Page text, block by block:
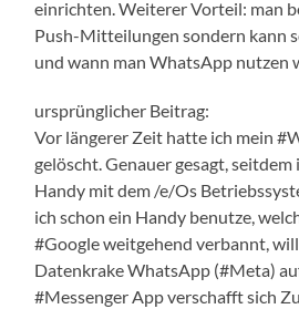
einrichten. Weiterer Vorteil: man
Push-Mitteilungen sondern kann
und wann man WhatsApp nutzen
ursprünglicher Beitrag:
Vor längerer Zeit hatte ich mein
gelöscht. Genauer gesagt,
Handy mit dem /e/Os
ich schon ein Handy benutze,
#Google weitgehend verbannt,
Datenkrake WhatsApp (#Meta)
#Messenger App verschafft sich